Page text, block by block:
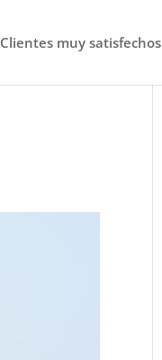
Clientes muy satisfechos